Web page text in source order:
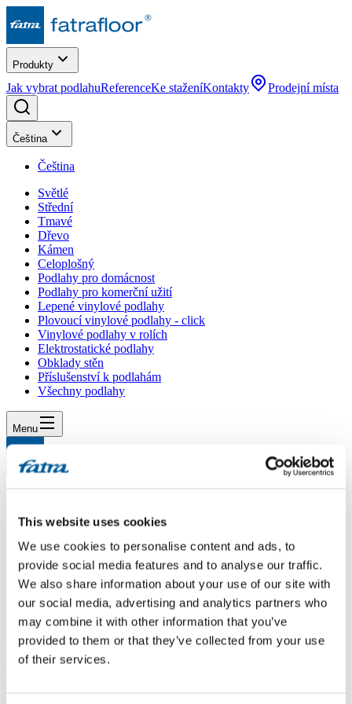
This website uses cookies
We use cookies to personalise content and ads, to
provide social media features and to analyse our traffic.
We also share information about your use of our site with
our social media, advertising and analytics partners who
may combine it with other information that you’ve
provided to them or that they’ve collected from your use
of their services.
Produkty
Jak vybrat podlahuReferenceKe staženíKontakty Prodejní místa
Čeština
Čeština
Světlé
Střední
Tmavé
Dřevo
Kámen
Celoplošný
Podlahy pro domácnost
Podlahy pro komerční užití
Lepené vinylové podlahy
Plovoucí vinylové podlahy - click
Vinylové podlahy v rolích
Elektrostatické podlahy
Obklady stěn
Příslušenství k podlahám
Všechny podlahy
Menu
Dotaz 113
Dotaz 113
Dotaz
Dobrý den, zajímá mne pokládka PVC dlaždic Praktik N. V
prospektu podlaha vypadá jako bezespará - tzn. dlaždice se lepí k
sobě nasraz. Podlaháři mně doporučují čtverce k sobě svařovat
šňůrou - to by pak ale byly mezi čtverci průběrné spáry (i když ve